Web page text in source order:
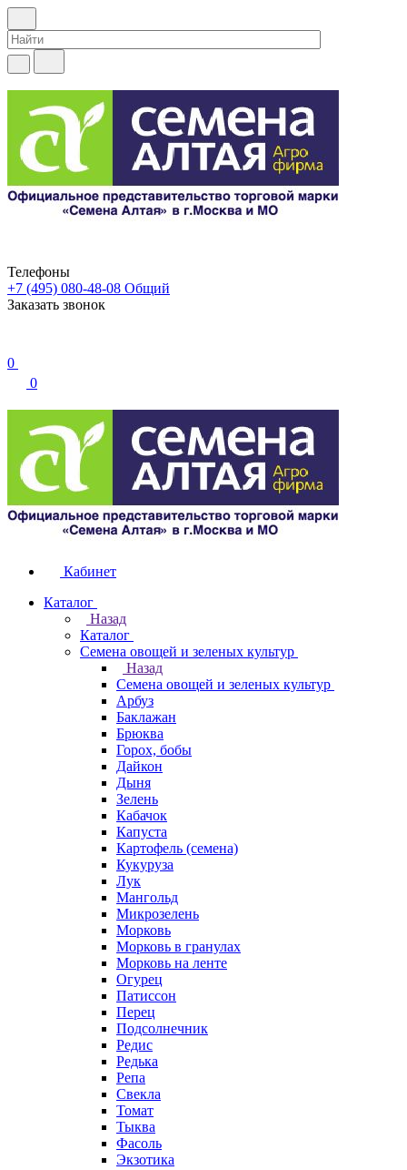
Телефоны
+7 (495) 080-48-08 Общий
Заказать звонок
0
0
Кабинет
Каталог
Назад
Каталог
Семена овощей и зеленых культур
Назад
Семена овощей и зеленых культур
Арбуз
Баклажан
Брюква
Горох, бобы
Дайкон
Дыня
Зелень
Кабачок
Капуста
Картофель (семена)
Кукуруза
Лук
Мангольд
Микрозелень
Морковь
Морковь в гранулах
Морковь на ленте
Огурец
Патиссон
Перец
Подсолнечник
Редис
Редька
Репа
Свекла
Томат
Тыква
Фасоль
Экзотика